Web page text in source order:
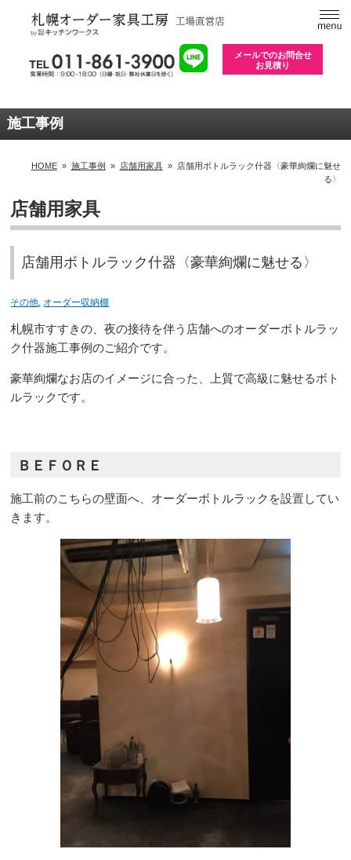
メールでのお問合せ
お見積り
施工事例
HOME» 施工事例 » 店舗用家具» 店舗用ボトルラック什器〈豪華絢爛に魅せ
る〉
店舗用家具
店舗用ボトルラック什器〈豪華絢爛に魅せる〉
その他 オーダー収納棚
札幌市すすきの、夜の接待を伴う店舗へのオーダーボトルラッ
ク什器施工事例のご紹介です。
豪華絢爛なお店のイメージに合った、上質で高級に魅せるボト
ルラックです。
ＢＥＦＯＲＥ
施工前のこちらの壁面へ、オーダーボトルラックを設置してい
きます。